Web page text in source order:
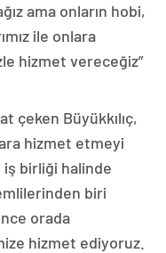
ama onların hobi,
ile onlara
hizmet vereceğiz”
çeken Büyükkılıç,
hizmet etmeyi
iş birliği halinde
biri
orada
hizmet ediyoruz.